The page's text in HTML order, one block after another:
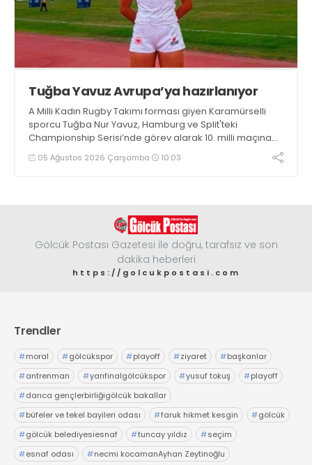
Tuğba Yavuz Avrupa’ya hazırlanıyor
A Milli Kadın Rugby Takımı forması giyen Karamürselli
sporcu Tuğba Nur Yavuz, Hamburg ve Split'teki
Championship Serisi’nde görev alarak 10. milli maçına
çıkma eşiğini geride bıraktı
05 Ağustos 2026 Çarşamba 10:03
Gölcük Postası Gazetesi ile doğru, tarafsız ve son
dakika heberleri
https://golcukpostasi.com
Trendler
#moral #gölcükspor #playoff #ziyaret #başkanlar
#antrenman #yarıfinalgölcükspor #yusuf tokuş #playoff
#darıca gençlerbirliğigölcük bakallar
#büfeler ve tekel bayileri odası #faruk hikmet kesgin #gölcük
#gölcük belediyesiesnaf #tuncay yıldız #seçim
#esnaf odası #necmi kocamanAyhan Zeytinoğlu